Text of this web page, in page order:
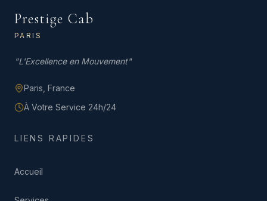
Prestige Cab
PARIS
"L'Excellence en Mouvement"
Paris, France
À Votre Service 24h/24
LIENS RAPIDES
Accueil